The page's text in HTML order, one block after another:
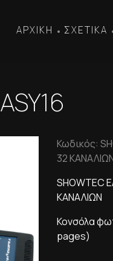
ΑΡΧΙΚΗ • ΣΧΕΤΙΚΑ
Κωδικός:
32
SHOWTEC
ΚΑΝΑΛΙΩΝ
Κονσόλα
pages)